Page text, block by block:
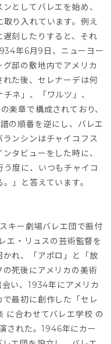
としてバレエを始め、
り入れています。例え
刻したりすると、それ
年6月9日、ニューヨー
邸の敷地内でアメリカ
た後、セレナーデは何
ネ」、「ワルツ」、
楽章で構成されており、
の順番を逆にし、バレエ
ンシンはチャイコフス
タビューをした時に、
う度に、いつもチャイコ
」と答えています。
キー劇場バレエ団で振付
エ・リュスの芸術監督を
かれ、「アポロ」と「放
死後にアメリカの美術
い、1934年にアメリカ
最初に創作した「セレ
に合わせてバレエ学校 の
された。1946年にカー